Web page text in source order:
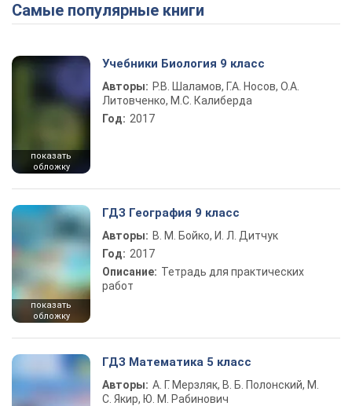
Play Video
Самые популярные книги
показать
обложку
Учебники Биология 9 класс
Авторы: Р.В. Шаламов, Г.А. Носов, О.А.
Литовченко, М.С. Калиберда
Год: 2017
показать
обложку
ГДЗ География 9 класс
Авторы: В. М. Бойко, И. Л. Дитчук
Год: 2017
Описание: Тетрадь для практических
работ
ГДЗ Математика 5 класс
Авторы: А. Г. Мерзляк, В. Б. Полонский, М.
С. Якир, Ю. М. Рабинович